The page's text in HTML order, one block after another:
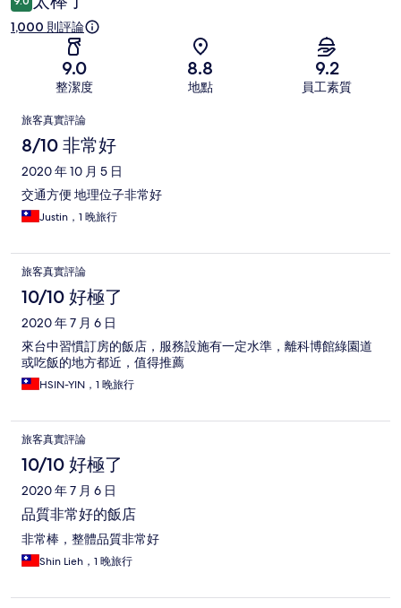
1,000 則評論
9.0
整潔度
8.8
地點
9.2
員工素質
評
論
旅客真實評論
8/10 非常好
2020 年 10 月 5 日
交通方便 地理位子非常好
Justin，1 晚旅行
旅客真實評論
10/10 好極了
2020 年 7 月 6 日
來台中習慣訂房的飯店，服務設施有一定水準，離科博館綠園道
或吃飯的地方都近，值得推薦
HSIN-YIN，1 晚旅行
旅客真實評論
10/10 好極了
2020 年 7 月 6 日
品質非常好的飯店
非常棒，整體品質非常好
Shin Lieh，1 晚旅行